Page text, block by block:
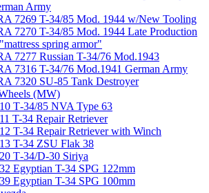
Army
7269 T-34/85 Mod. 1944 w/New Tooling
7270 T-34/85 Mod. 1944 Late Production
spring armor"
7277 Russian T-34/76 Mod.1943
7316 T-34/76 Mod.1941 German Army
7320 SU-85 Tank Destroyer
(MW)
Т-34/85 NVA Type 63
T-34 Repair Retriever
T-34 Repair Retriever with Winch
T-34 ZSU Flak 38
Т-34/D-30 Siriya
Egyptian T-34 SPG 122mm
Egyptian T-34 SPG 100mm